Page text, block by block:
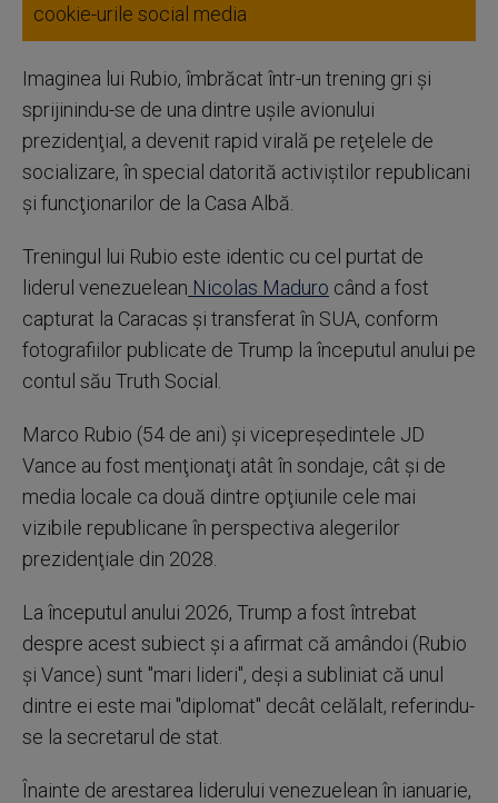
cookie-urile social media
Imaginea lui Rubio, îmbrăcat într-un trening gri şi
sprijinindu-se de una dintre uşile avionului
prezidenţial, a devenit rapid virală pe reţelele de
socializare, în special datorită activiştilor republicani
şi funcţionarilor de la Casa Albă.
Treningul lui Rubio este identic cu cel purtat de
liderul venezuelean Nicolas Maduro când a fost
capturat la Caracas şi transferat în SUA, conform
fotografiilor publicate de Trump la începutul anului pe
contul său Truth Social.
Marco Rubio (54 de ani) şi vicepreşedintele JD
Vance au fost menţionaţi atât în sondaje, cât şi de
media locale ca două dintre opţiunile cele mai
vizibile republicane în perspectiva alegerilor
prezidenţiale din 2028.
La începutul anului 2026, Trump a fost întrebat
despre acest subiect şi a afirmat că amândoi (Rubio
şi Vance) sunt "mari lideri", deşi a subliniat că unul
dintre ei este mai "diplomat" decât celălalt, referindu-
se la secretarul de stat.
Înainte de arestarea liderului venezuelean în ianuarie,